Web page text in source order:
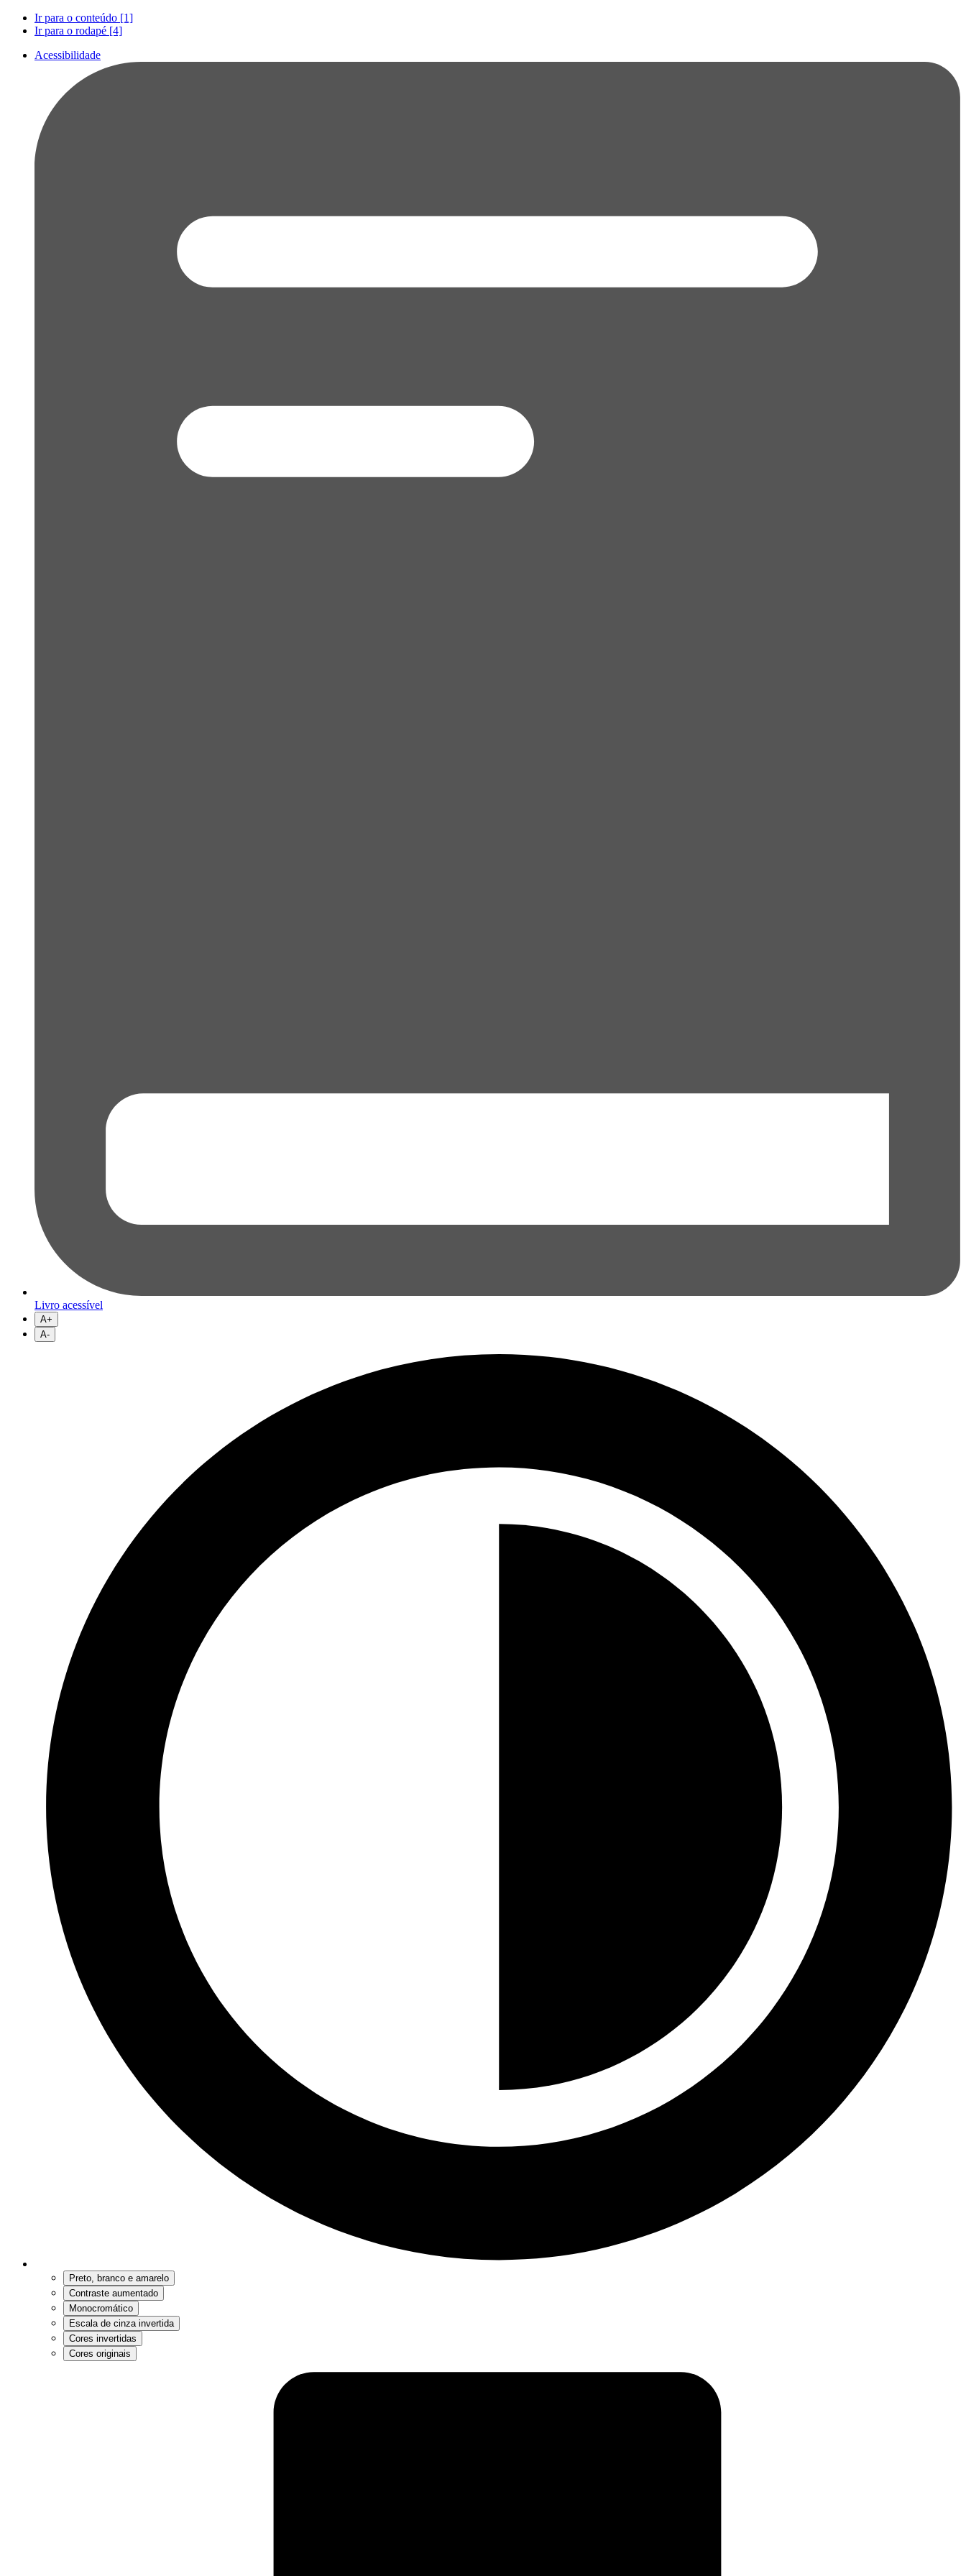
Ir para o conteúdo [1]
Ir para o rodapé [4]
Acessibilidade
Livro acessível
A+
A-
Preto, branco e amarelo
Contraste aumentado
Monocromático
Escala de cinza invertida
Cores invertidas
Cores originais